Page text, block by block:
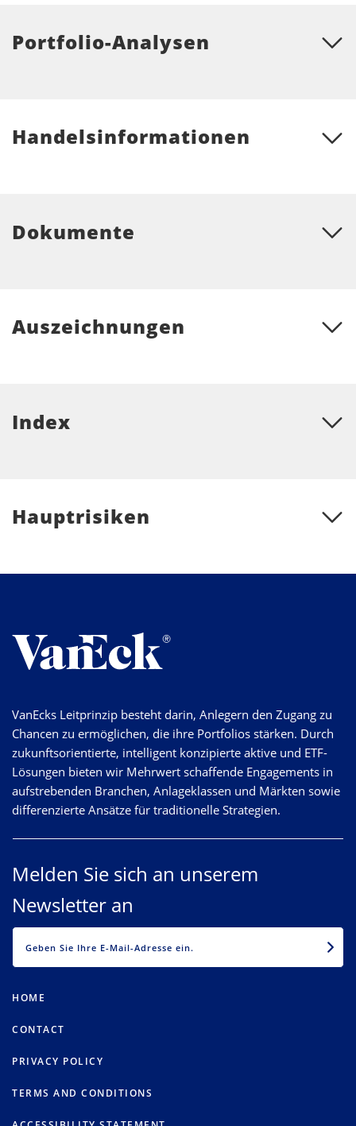
Portfolio-Analysen
Handelsinformationen
Dokumente
Auszeichnungen
Index
Hauptrisiken
VanEcks Leitprinzip besteht darin, Anlegern den Zugang zu
Chancen zu ermöglichen, die ihre Portfolios stärken. Durch
zukunftsorientierte, intelligent konzipierte aktive und ETF-
Lösungen bieten wir Mehrwert schaffende Engagements in
aufstrebenden Branchen, Anlageklassen und Märkten sowie
differenzierte Ansätze für traditionelle Strategien.
Melden Sie sich an unserem
Newsletter an
HOME
CONTACT
PRIVACY POLICY
TERMS AND CONDITIONS